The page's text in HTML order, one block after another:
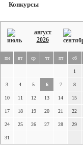
Конкурсы
август
2026
пн вт ср чт пт сб
1
3 4 5 6 7 8
10 11 12 13 14 15
17 18 19 20 21 22
24 25 26 27 28 29
31